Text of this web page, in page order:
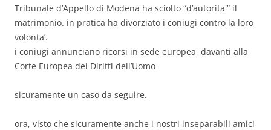
Tribunale d’Appello di Modena ha sciolto “d’autorita'” il
matrimonio. in pratica ha divorziato i coniugi contro la loro
volonta’.
i coniugi annunciano ricorsi in sede europea, davanti alla
Corte Europea dei Diritti dell’Uomo
sicuramente un caso da seguire.
ora, visto che sicuramente anche i nostri inseparabili amici